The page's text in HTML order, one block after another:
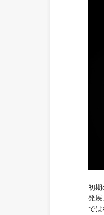
初期
発展
では